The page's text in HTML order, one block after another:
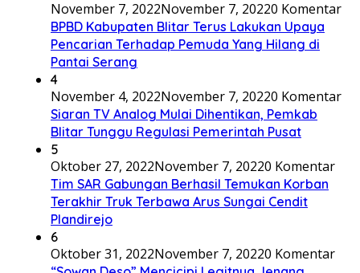
November 7, 2022November 7, 20220 Komentar
BPBD Kabupaten Blitar Terus Lakukan Upaya
Pencarian Terhadap Pemuda Yang Hilang di
Pantai Serang
4
November 4, 2022November 7, 20220 Komentar
Siaran TV Analog Mulai Dihentikan, Pemkab
Blitar Tunggu Regulasi Pemerintah Pusat
5
Oktober 27, 2022November 7, 20220 Komentar
Tim SAR Gabungan Berhasil Temukan Korban
Terakhir Truk Terbawa Arus Sungai Cendit
Plandirejo
6
Oktober 31, 2022November 7, 20220 Komentar